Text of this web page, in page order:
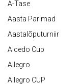
A-Tase
Aasta Parimad
Aastalõputurniir
Alcedo Cup
Allegro
Allegro CUP